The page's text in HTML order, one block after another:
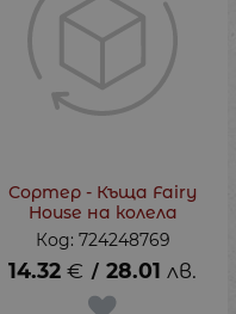
Сортер - Къща Fairy
House на колела
Код: 724248769
14.32 € / 28.01 лв.